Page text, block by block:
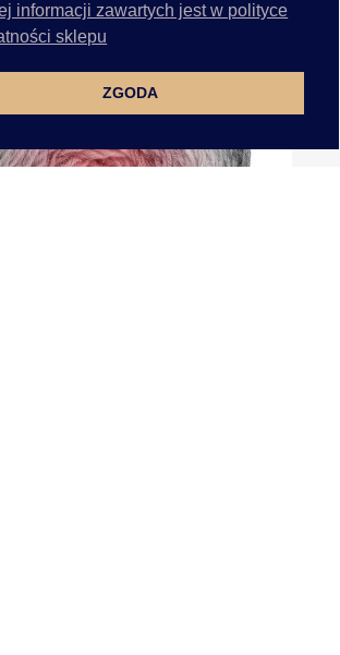
informacji zawartych jest w polityce
sklepu
ZGODA
NA STANIE